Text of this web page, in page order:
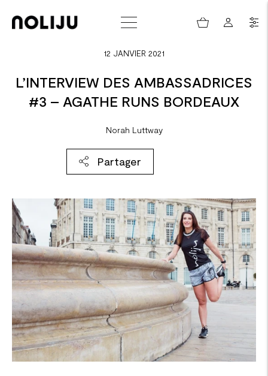
12 JANVIER 2021
L’INTERVIEW DES AMBASSADRICES
#3 – AGATHE RUNS BORDEAUX
Norah Luttway
Partager